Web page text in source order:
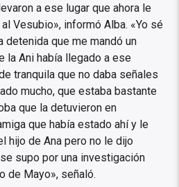
a ese lugar que ahora le
Vesubio», informó Alba. «Yo sé
detenida que me mandó un
la Ani había llegado a ese
tranquila que no daba señales
mucho, que estaba bastante
que la detuvieron en
que había estado ahí y le
hijo de Ana pero no le dijo
supo por una investigación
de Mayo», señaló.